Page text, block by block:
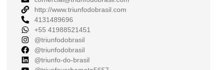
http://www.triunfodobrasil.com
4131489696
+55 41988521451
@triunfodobrasil
@triunfodobrasil
@triunfo-do-brasil